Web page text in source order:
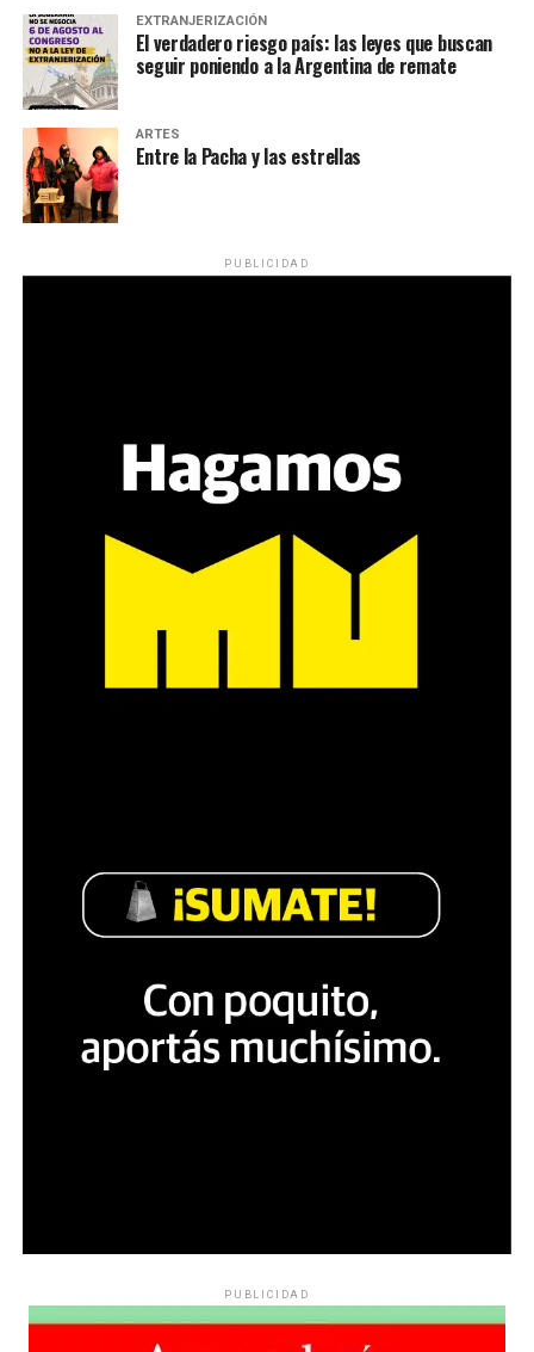
EXTRANJERIZACIÓN
El verdadero riesgo país: las leyes que buscan
seguir poniendo a la Argentina de remate
ARTES
Entre la Pacha y las estrellas
PUBLICIDAD
PUBLICIDAD